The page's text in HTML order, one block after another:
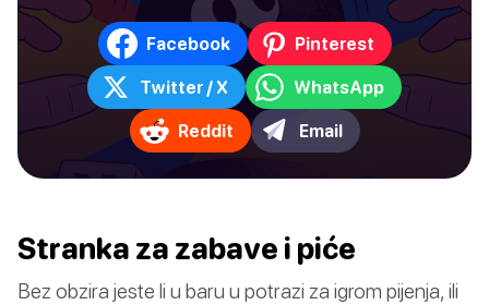
Facebook Pinterest
Twitter / X WhatsApp
Reddit Email
Stranka za zabave i piće
Bez obzira jeste li u baru u potrazi za igrom pijenja, ili